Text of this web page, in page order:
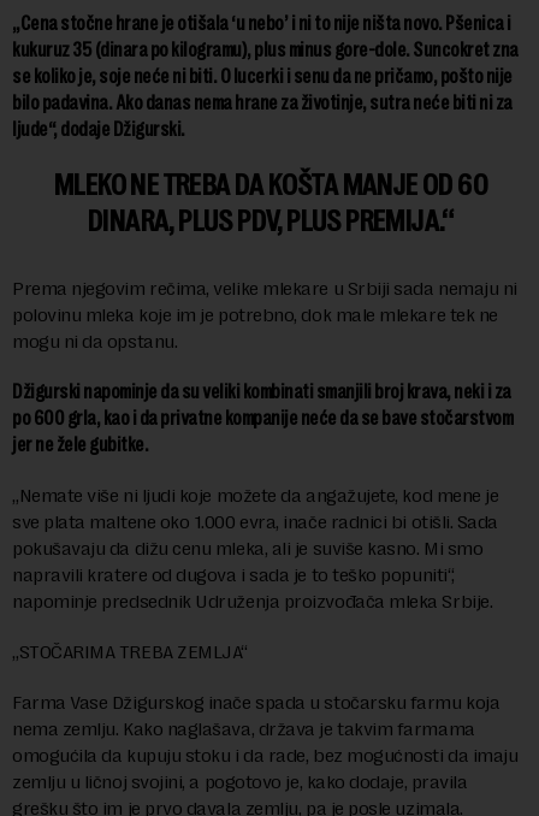
„Cena stočne hrane je otišala ‘u nebo’ i ni to nije ništa novo. Pšenica i
kukuruz 35 (dinara po kilogramu), plus minus gore-dole. Suncokret zna
se koliko je, soje neće ni biti. O lucerki i senu da ne pričamo, pošto nije
bilo padavina. Ako danas nema hrane za životinje, sutra neće biti ni za
ljude“, dodaje Džigurski.
MLEKO NE TREBA DA KOŠTA MANJE OD 60
DINARA, PLUS PDV, PLUS PREMIJA.
Prema njegovim rečima, velike mlekare u Srbiji sada nemaju ni
polovinu mleka koje im je potrebno, dok male mlekare tek ne
mogu ni da opstanu.
Džigurski napominje da su veliki kombinati smanjili broj krava, neki i za
po 600 grla, kao i da privatne kompanije neće da se bave stočarstvom
jer ne žele gubitke.
„Nemate više ni ljudi koje možete da angažujete, kod mene je
sve plata maltene oko 1.000 evra, inače radnici bi otišli. Sada
pokušavaju da dižu cenu mleka, ali je suviše kasno. Mi smo
napravili kratere od dugova i sada je to teško popuniti“,
napominje predsednik Udruženja proizvođača mleka Srbije.
„STOČARIMA TREBA ZEMLJA“
Farma Vase Džigurskog inače spada u stočarsku farmu koja
nema zemlju. Kako naglašava, država je takvim farmama
omogućila da kupuju stoku i da rade, bez mogućnosti da imaju
zemlju u ličnoj svojini, a pogotovo je, kako dodaje, pravila
grešku što im je prvo davala zemlju, pa je posle uzimala.